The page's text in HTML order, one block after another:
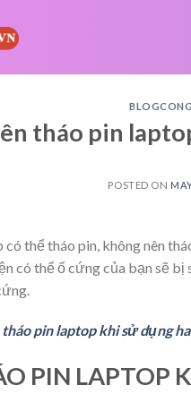
tháo pin
POSTED ON
thể tháo pin, không nên
có thể ổ cứng của bạn sẽ
tháo pin laptop khi sử dụng
PIN LAPTOP